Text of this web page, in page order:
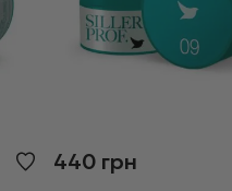
440 грн